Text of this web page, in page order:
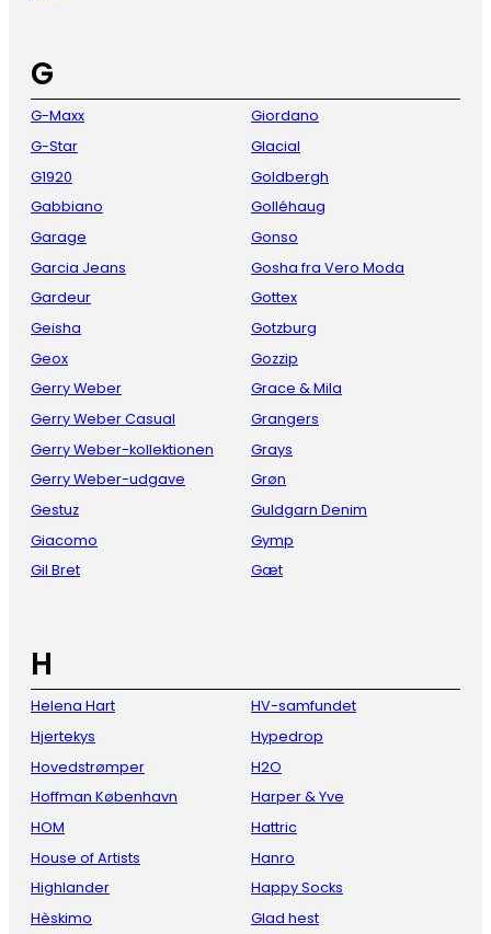
G
G-Maxx
G-Star
G1920
Gabbiano
Garage
Garcia Jeans
Gardeur
Geisha
Geox
Gerry Weber
Gerry Weber Casual
Gerry Weber-kollektionen
Gerry Weber-udgave
Gestuz
Giacomo
Gil Bret
Giordano
Glacial
Goldbergh
Golléhaug
Gonso
Gosha fra Vero Moda
Gottex
Gotzburg
Gozzip
Grace & Mila
Grangers
Grays
Grøn
Guldgarn Denim
Gymp
Gæt
H
Helena Hart
Hjertekys
Hovedstrømper
Hoffman København
HOM
House of Artists
Highlander
Hèskimo
HV-samfundet
Hypedrop
H2O
Harper & Yve
Hattric
Hanro
Happy Socks
Glad hest